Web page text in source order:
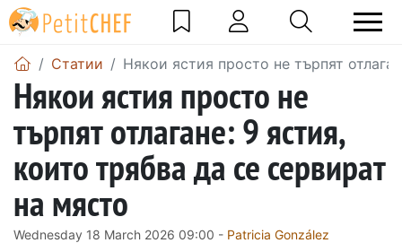
Статии Някои ястия просто не търпят
Някои ястия просто не
търпят отлагане: 9 ястия,
които трябва да се сервират
на място
Wednesday 18 March 2026 09:00 - Patricia González